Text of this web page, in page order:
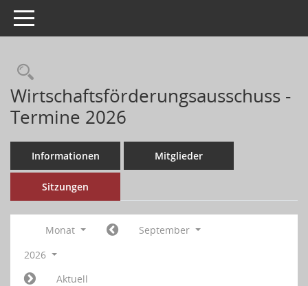
Toggle navigation
Wirtschaftsförderungsausschuss -
Termine 2026
Informationen Mitglieder
Sitzungen
Monat
September
2026
Aktuell